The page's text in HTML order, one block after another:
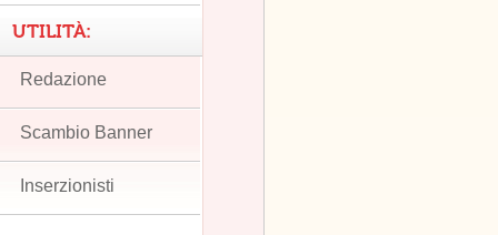
UTILITÀ:
Redazione
Scambio Banner
Inserzionisti